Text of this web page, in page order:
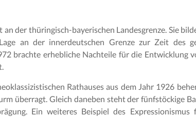
an der thüringisch-bayerischen Landesgrenze. Sie
an der innerdeutschen Grenze zur Zeit des
brachte erhebliche Nachteile für die Entwicklung
Rathauses aus dem Jahr 1926
überragt. Gleich daneben steht der fünfstöckige
Ein weiteres Beispiel des